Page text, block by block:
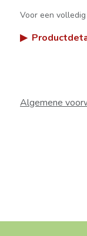
Voor een
▶
Algemene